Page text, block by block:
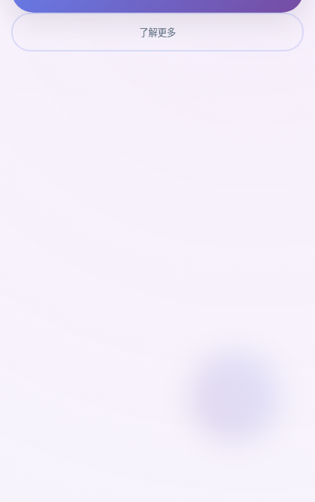
了解更多